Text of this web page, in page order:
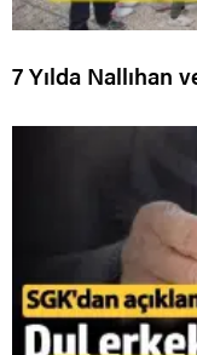
7 Yılda Nallıhan